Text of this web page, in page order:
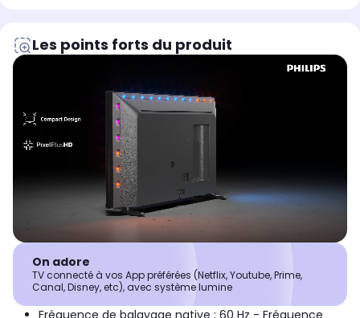
Les points forts du produit
On adore
TV connecté à vos App préférées (Netflix, Youtube, Prime,
Canal, Disney, etc), avec système lumine